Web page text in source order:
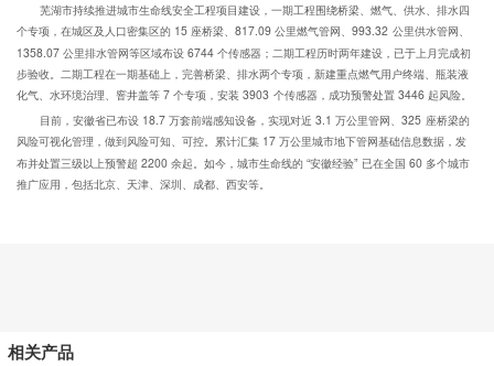
芜湖市持续推进城市生命线安全工程项目建设，一期工程围绕桥梁、燃气、供水、排水四
个专项，在城区及人口密集区的 15 座桥梁、817.09 公里燃气管网、993.32 公里供水管网、
1358.07 公里排水管网等区域布设 6744 个传感器；二期工程历时两年建设，已于上月完成初
步验收。二期工程在一期基础上，完善桥梁、排水两个专项，新建重点燃气用户终端、瓶装液
化气、水环境治理、窨井盖等 7 个专项，安装 3903 个传感器，成功预警处置 3446 起风险。
目前，安徽省已布设 18.7 万套前端感知设备，实现对近 3.1 万公里管网、325 座桥梁的
风险可视化管理，做到风险可知、可控。累计汇集 17 万公里城市地下管网基础信息数据，发
布并处置三级以上预警超 2200 余起。如今，城市生命线的 “安徽经验” 已在全国 60 多个城市
推广应用，包括北京、天津、深圳、成都、西安等。
相关产品